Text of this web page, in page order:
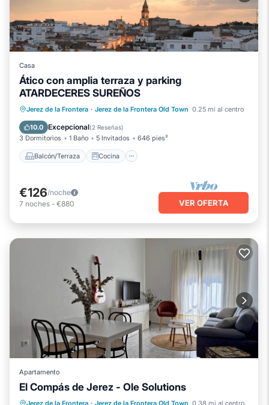
Casa
Ático con amplia terraza y parking
ATARDECERES SUREÑOS
Jerez de la Frontera · Jerez de la Frontera Old Town 0.25 mi al centro
10.0 Excepcional(2 Reseñas)
3 Dormitorios 1 Baño 5 Invitados 646 pies²
Balcón/Terraza Cocina
Balcón/Terraza
Cocina
Aire acondicionado
€126/noche
7 noches - €880 VER OFERTA
Apartamento
El Compás de Jerez - Ole Solutions
Jerez de la Frontera · Jerez de la Frontera Old Town 0.38 mi al centro
Chimenea/Calefacción Cocina